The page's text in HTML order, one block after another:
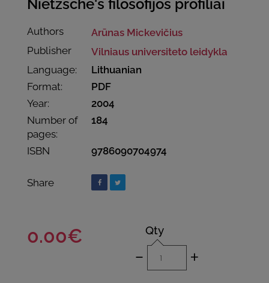
Nietzsche's filosofijos profiliai
Authors
Arūnas Mickevičius
Publisher
Vilniaus universiteto leidykla
Language:
Lithuanian
Format:
PDF
Year:
2004
Number of
pages:
184
ISBN 9786090704974
Share
0.00€ Qty
- +